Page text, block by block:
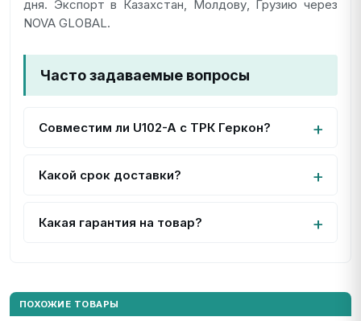
дня. Экспорт в Казахстан, Молдову, Грузию через
NOVA GLOBAL.
Часто задаваемые вопросы
Совместим ли U102-A с ТРК Геркон?
Какой срок доставки?
Какая гарантия на товар?
ПОХОЖИЕ ТОВАРЫ